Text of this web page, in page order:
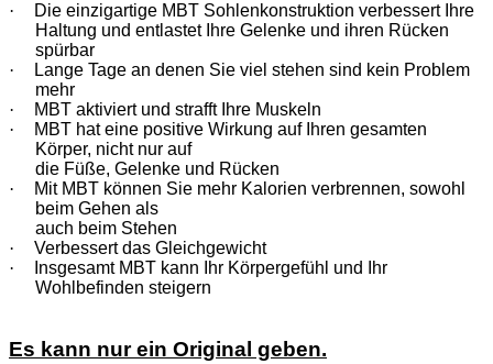
·
Die einzigartige MBT Sohlenkonstruktion verbessert Ihre
Haltung und entlastet Ihre Gelenke und ihren Rücken
spürbar
·
Lange Tage an denen Sie viel stehen sind kein Problem
mehr
·
MBT aktiviert und strafft Ihre Muskeln
·
MBT hat eine positive Wirkung auf Ihren gesamten
Körper, nicht nur auf
die Füße, Gelenke und Rücken
·
Mit MBT können Sie mehr Kalorien verbrennen, sowohl
beim Gehen als
auch beim Stehen
·
Verbessert das Gleichgewicht
·
Insgesamt MBT kann Ihr Körpergefühl und Ihr
Wohlbefinden steigern
Es kann nur ein Original geben.